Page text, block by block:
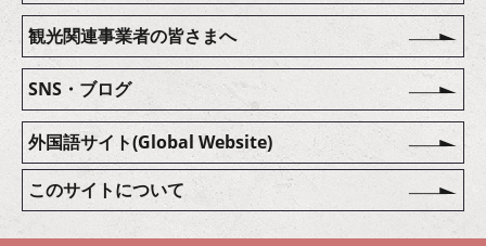
観光関連事業者の皆さまへ
SNS・ブログ
外国語サイト(Global Website)
このサイトについて